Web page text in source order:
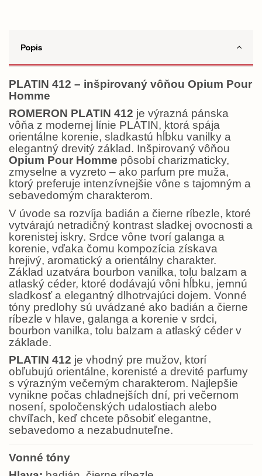
Popis
PLATIN 412 – inšpirovaný vôňou Opium Pour
Homme
ROMERON PLATIN 412 je výrazná pánska
vôňa z modernej línie PLATIN, ktorá spája
orientálne korenie, sladkastú hĺbku vanilky a
elegantný drevitý základ. Inšpirovaný vôňou
Opium Pour Homme pôsobí charizmaticky,
zmyselne a vyzreto – ako parfum pre muža,
ktorý preferuje intenzívnejšie vône s tajomným a
sebavedomým charakterom.
V úvode sa rozvíja badián a čierne ríbezle, ktoré
vytvárajú netradičný kontrast sladkej ovocnosti a
korenistej iskry. Srdce vône tvorí galanga a
korenie, vďaka čomu kompozícia získava
hrejivý, aromatický a orientálny charakter.
Základ uzatvára bourbon vanilka, tolu balzam a
atlaský céder, ktoré dodávajú vôni hĺbku, jemnú
sladkosť a elegantný dlhotrvajúci dojem. Vonné
tóny predlohy sú uvádzané ako badián a čierne
ríbezle v hlave, galanga a korenie v srdci,
bourbon vanilka, tolu balzam a atlaský céder v
základe.
PLATIN 412 je vhodný pre mužov, ktorí
obľubujú orientálne, korenisté a drevité parfumy
s výrazným večerným charakterom. Najlepšie
vynikne počas chladnejších dní, pri večernom
nosení, spoločenských udalostiach alebo
chvíľach, keď chcete pôsobiť elegantne,
sebavedomo a nezabudnuteľne.
Vonné tóny